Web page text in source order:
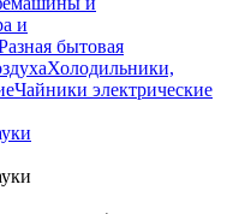
и
бытовая
Холодильники,
Чайники электрические